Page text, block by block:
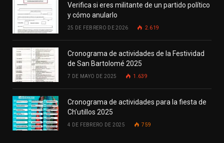
Verifica si eres militante de un partido político
y cómo anularlo
25 DE FEBRERO DE 2026 2.619
Cronograma de actividades de la Festividad
de San Bartolomé 2025
7 DE MAYO DE 2025 1.639
Cronograma de actividades para la fiesta de
Ch’utillos 2025
4 DE FEBRERO DE 2025 759